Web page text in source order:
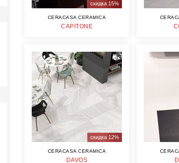
скидка 15%
CERACASA CERAMICA
CAPITONE
скидка 12%
CERACASA CERAMICA
DAVOS